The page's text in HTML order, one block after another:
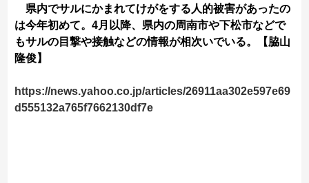
県内でサルにかまれてけがをする人的被害があったの
は今年初めて。4月以降、県内の周南市や下松市などで
もサルの目撃や接触などの情報が相次いでいる。【脇山
隆俊】
https://news.yahoo.co.jp/articles/26911aa302e597e69
d555132a765f7662130df7e